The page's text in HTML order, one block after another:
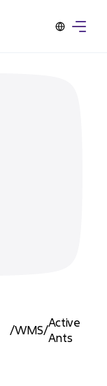
/WMS/
Active
Ants